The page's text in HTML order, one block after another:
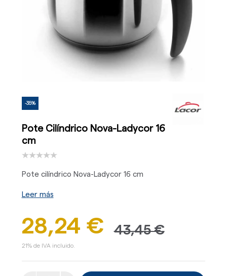
-35%
Pote Cilíndrico Nova-Ladycor 16
cm
Pote cilíndrico Nova-Ladycor 16 cm
Leer más
28,24 € 43,45 €
21% de IVA incluido.